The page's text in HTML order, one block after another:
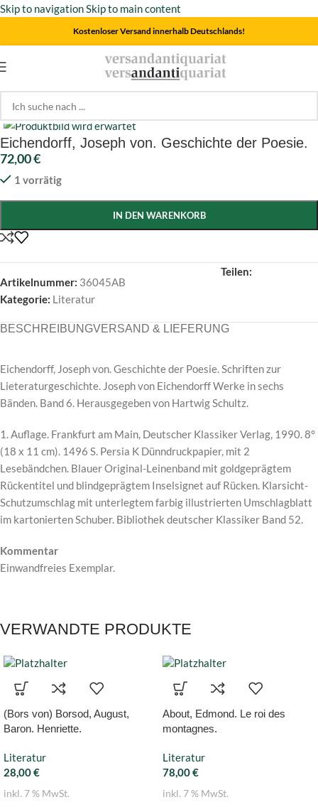
Skip to navigationSkip to main content
Kostenloser Versand innerhalb Deutschlands!
Start/Literatur
Click to enlarge
Eichendorff, Joseph von. Geschichte der Poesie.
72,00€
1 vorrätig
IN DEN WARENKORB
Artikelnummer: 36045AB
Kategorie: Literatur
Teilen:
BESCHREIBUNGVERSAND & LIEFERUNG
Eichendorff, Joseph von. Geschichte der Poesie. Schriften zur
Lieteraturgeschichte. Joseph von Eichendorff Werke in sechs
Bänden. Band 6. Herausgegeben von Hartwig Schultz.
1. Auflage. Frankfurt am Main, Deutscher Klassiker Verlag, 1990. 8°
(18 x 11 cm). 1496 S. Persia K Dünndruckpapier, mit 2
Lesebändchen. Blauer Original-Leinenband mit goldgeprägtem
Rückentitel und blindgeprägtem Inselsignet auf Rücken. Klarsicht-
Schutzumschlag mit unterlegtem farbig illustrierten Umschlagblatt
im kartonierten Schuber. Bibliothek deutscher Klassiker Band 52.
Kommentar
Einwandfreies Exemplar.
VERWANDTE PRODUKTE
(Bors von) Borsod, August,
Baron. Henriette.
Literatur
28,00€
inkl. 7 % MwSt.
About, Edmond. Le roi des
montagnes.
Literatur
78,00€
inkl. 7 % MwSt.